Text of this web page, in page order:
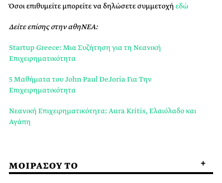
Όσοι επιθυμείτε μπορείτε να δηλώσετε συμμετοχή εδώ
Δείτε επίσης στην αθηΝΕΑ:
Startup Greece: Μια Συζήτηση για τη Νεανική
Επιχειρηματικότητα
5 Μαθήματα του John Paul DeJoria Για Την
Επιχειρηματικότητα
Νεανική Επιχειρηματικότητα: Aura Kritis, Ελαιόλαδο και
Αγάπη
ΜΟΙΡΑΣΟΥ ΤΟ